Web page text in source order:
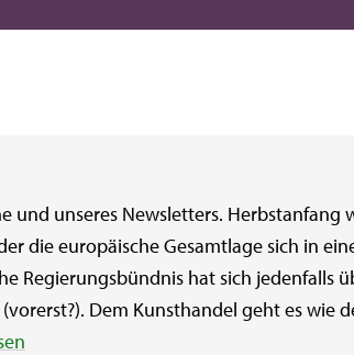
und unseres Newsletters. Herbstanfang
die europäische Gesamtlage sich in
Regierungsbündnis hat sich jedenfalls
Dem Kunsthandel geht es wie